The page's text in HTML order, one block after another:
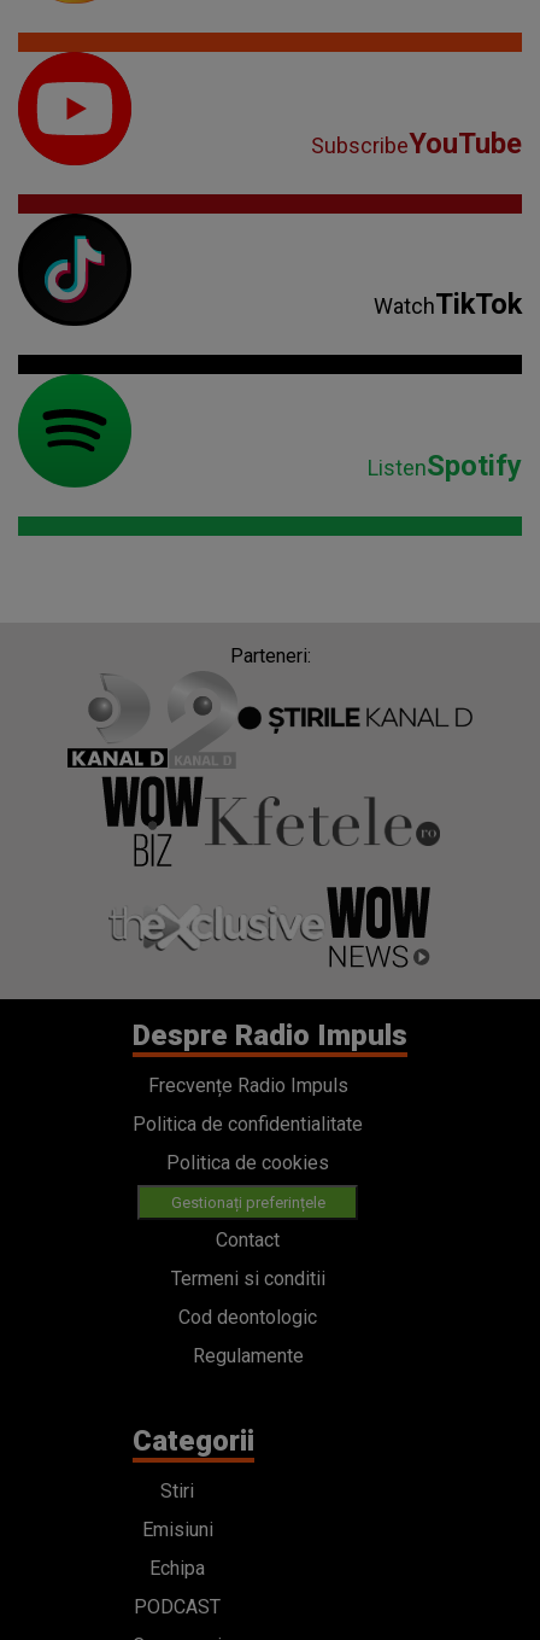
SubscribeYouTube
WatchTikTok
ListenSpotify
Parteneri:
Despre Radio Impuls
Frecvențe Radio Impuls
Politica de confidentialitate
Politica de cookies
Gestionați preferințele
Contact
Termeni si conditii
Cod deontologic
Regulamente
Categorii
Stiri
Emisiuni
Echipa
PODCAST